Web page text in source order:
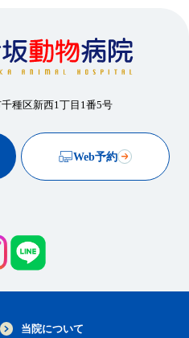
種区新西1丁目1番5号
Web予約
当院について